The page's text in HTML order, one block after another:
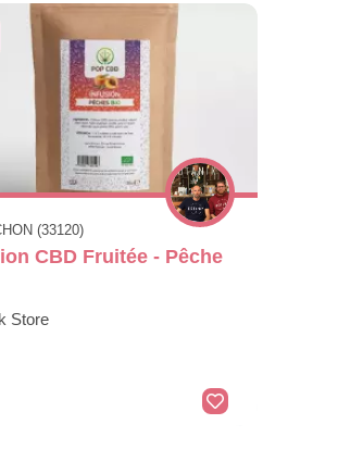
(33120)
CBD Fruitée - Pêche
Store